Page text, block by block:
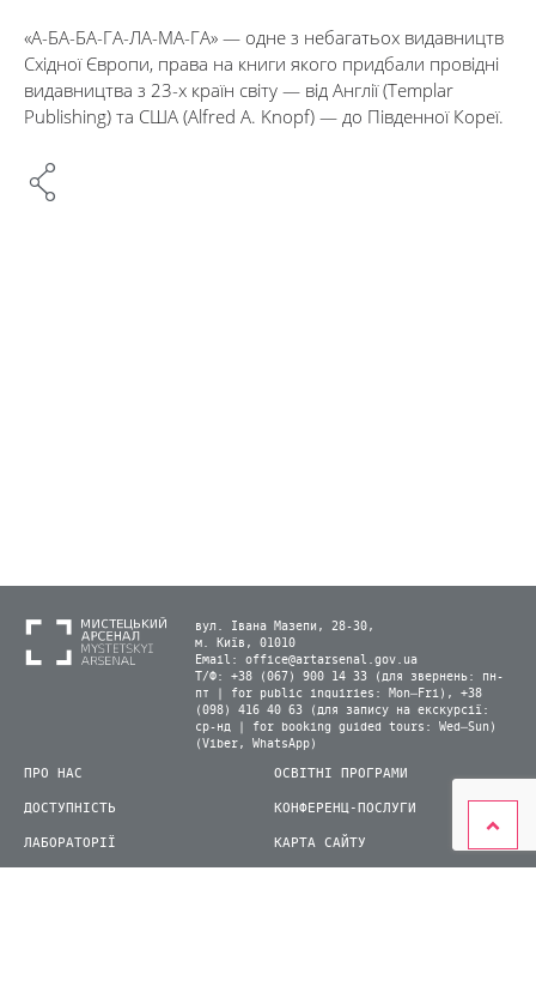
«А-БА-БА-ГА-ЛА-МА-ГА» — одне з небагатьох видавництв
Східної Європи, права на книги якого придбали провідні
видавництва з 23-х країн світу — від Англії (Тemplar
Publishing) та США (Alfred A. Knopf) — до Південної Кореї.
вул. Івана Мазепи, 28-30,
м. Київ, 01010
Email: office@artarsenal.gov.ua
Т/Ф: +38 (067) 900 14 33 (для звернень: пн-
пт | for public inquiries: Mon–Fri), +38
(098) 416 40 63 (для запису на екскурсії:
ср-нд | for booking guided tours: Wed–Sun)
(Viber, WhatsApp)
ПРО НАС
ДОСТУПНІСТЬ
ЛАБОРАТОРІЇ
ОСВІТНІ ПРОГРАМИ
КОНФЕРЕНЦ-ПОСЛУГИ
КАРТА САЙТУ